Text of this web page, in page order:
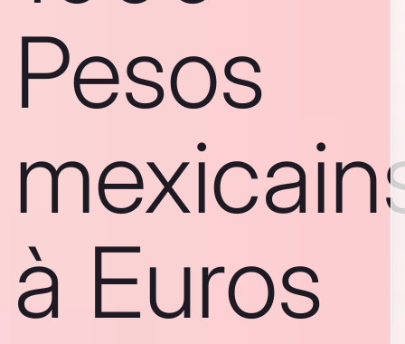
Pesos
à Euros